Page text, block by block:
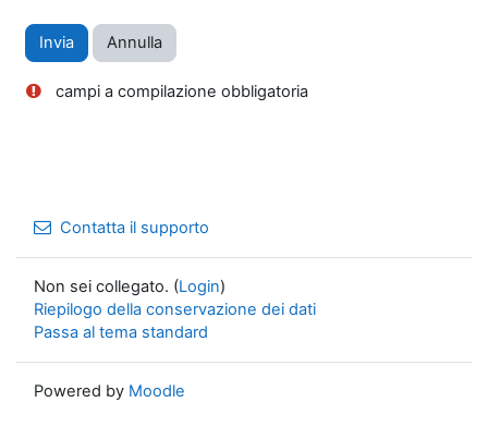
campi a compilazione obbligatoria
Contatta il supporto
Non sei collegato. (Login)
Riepilogo della conservazione dei dati
Passa al tema standard
Powered by Moodle